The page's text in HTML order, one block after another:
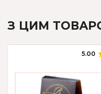
З ЦИМ
5.00